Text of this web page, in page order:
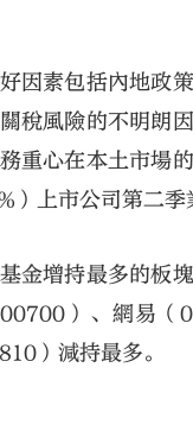
因素包括內地政
稅風險的不明朗
心在本土市場
上市公司第二季
金增持最多的板
）、網易
）減持最多。